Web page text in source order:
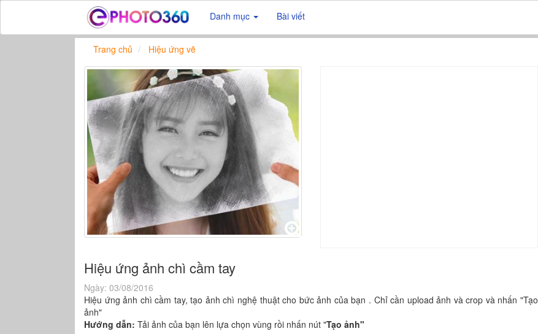
Danh mục Bài viết
Trang chủ Hiệu ứng vẽ
Hiệu ứng ảnh chì cầm tay
Ngày: 03/08/2016
Hiệu ứng ảnh chì cầm tay, tạo ảnh chì nghệ thuật cho bức ảnh của bạn . Chỉ cần upload ảnh và crop và nhấn "Tạo
ảnh"
Hướng dẫn: Tải ảnh của bạn lên lựa chọn vùng rồi nhấn nút "Tạo ảnh"